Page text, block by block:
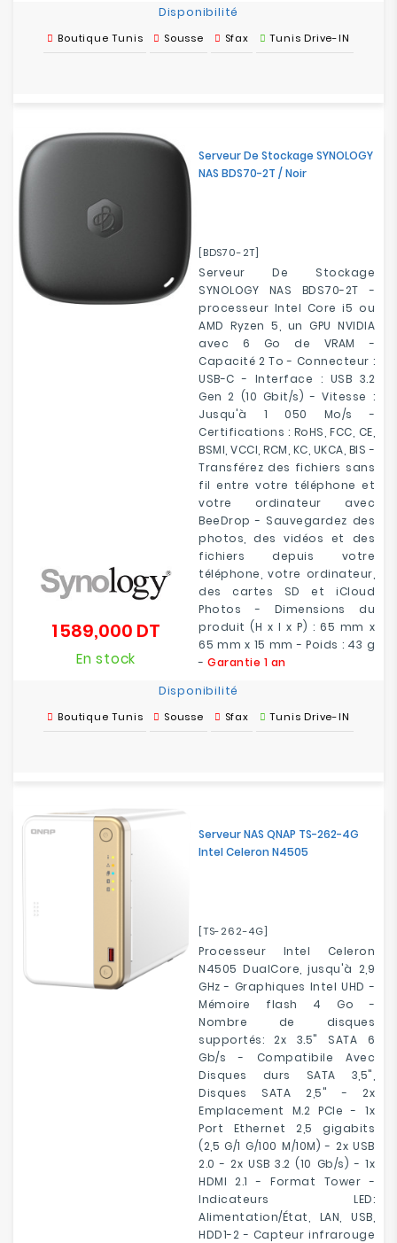
Disponibilité
Boutique Tunis Sousse Sfax Tunis Drive-IN
Serveur De Stockage SYNOLOGY
NAS BDS70-2T / Noir
[BDS70-2T]
Serveur De Stockage
SYNOLOGY NAS BDS70-2T -
processeur Intel Core i5 ou
AMD Ryzen 5, un GPU NVIDIA
avec 6 Go de VRAM -
Capacité 2 To - Connecteur :
USB-C - Interface : USB 3.2
Gen 2 (10 Gbit/s) - Vitesse :
Jusqu'à 1 050 Mo/s -
Certifications : RoHS, FCC, CE,
BSMI, VCCI, RCM, KC, UKCA, BIS -
Transférez des fichiers sans
fil entre votre téléphone et
votre ordinateur avec
BeeDrop - Sauvegardez des
photos, des vidéos et des
fichiers depuis votre
téléphone, votre ordinateur,
des cartes SD et iCloud
Photos - Dimensions du
produit (H x l x P) : 65 mm x
65 mm x 15 mm - Poids : 43 g
- Garantie 1 an
1 589,000 DT
En stock
Disponibilité
Boutique Tunis Sousse Sfax Tunis Drive-IN
Serveur NAS QNAP TS-262-4G
Intel Celeron N4505
[TS-262-4G]
Processeur Intel Celeron
N4505 DualCore, jusqu'à 2,9
GHz - Graphiques Intel UHD -
Mémoire flash 4 Go -
Nombre de disques
supportés: 2x 3.5" SATA 6
Gb/s - Compatibile Avec
Disques durs SATA 3,5",
Disques SATA 2,5" - 2x
Emplacement M.2 PCIe - 1x
Port Ethernet 2,5 gigabits
(2,5 G/1 G/100 M/10M) - 2x USB
2.0 - 2x USB 3.2 (10 Gb/s) - 1x
HDMI 2.1 - Format Tower -
Indicateurs LED:
Alimentation/État, LAN, USB,
HDD1-2 - Capteur infrarouge